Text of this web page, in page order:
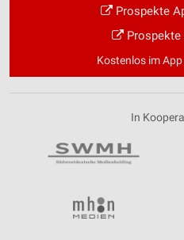
Prospekte
Prospekte
Kostenlos im
In